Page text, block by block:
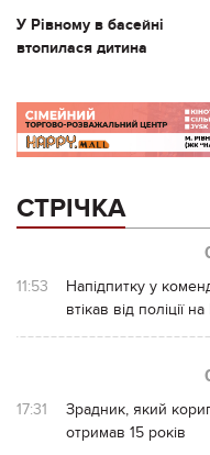
У Рівному в басейні
втопилася дитина
СТРІЧКА
11:53
Напідпитку у
втікав від поліції
17:31
Зрадник, який
отримав 15 років